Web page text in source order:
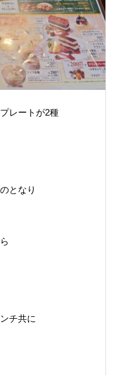
レートが2種
となり
チ共に